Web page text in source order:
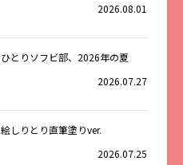
2026.08.01
ひとりソフビ部、2026年の夏
2026.07.27
絵しりとり直筆塗りver.
2026.07.25